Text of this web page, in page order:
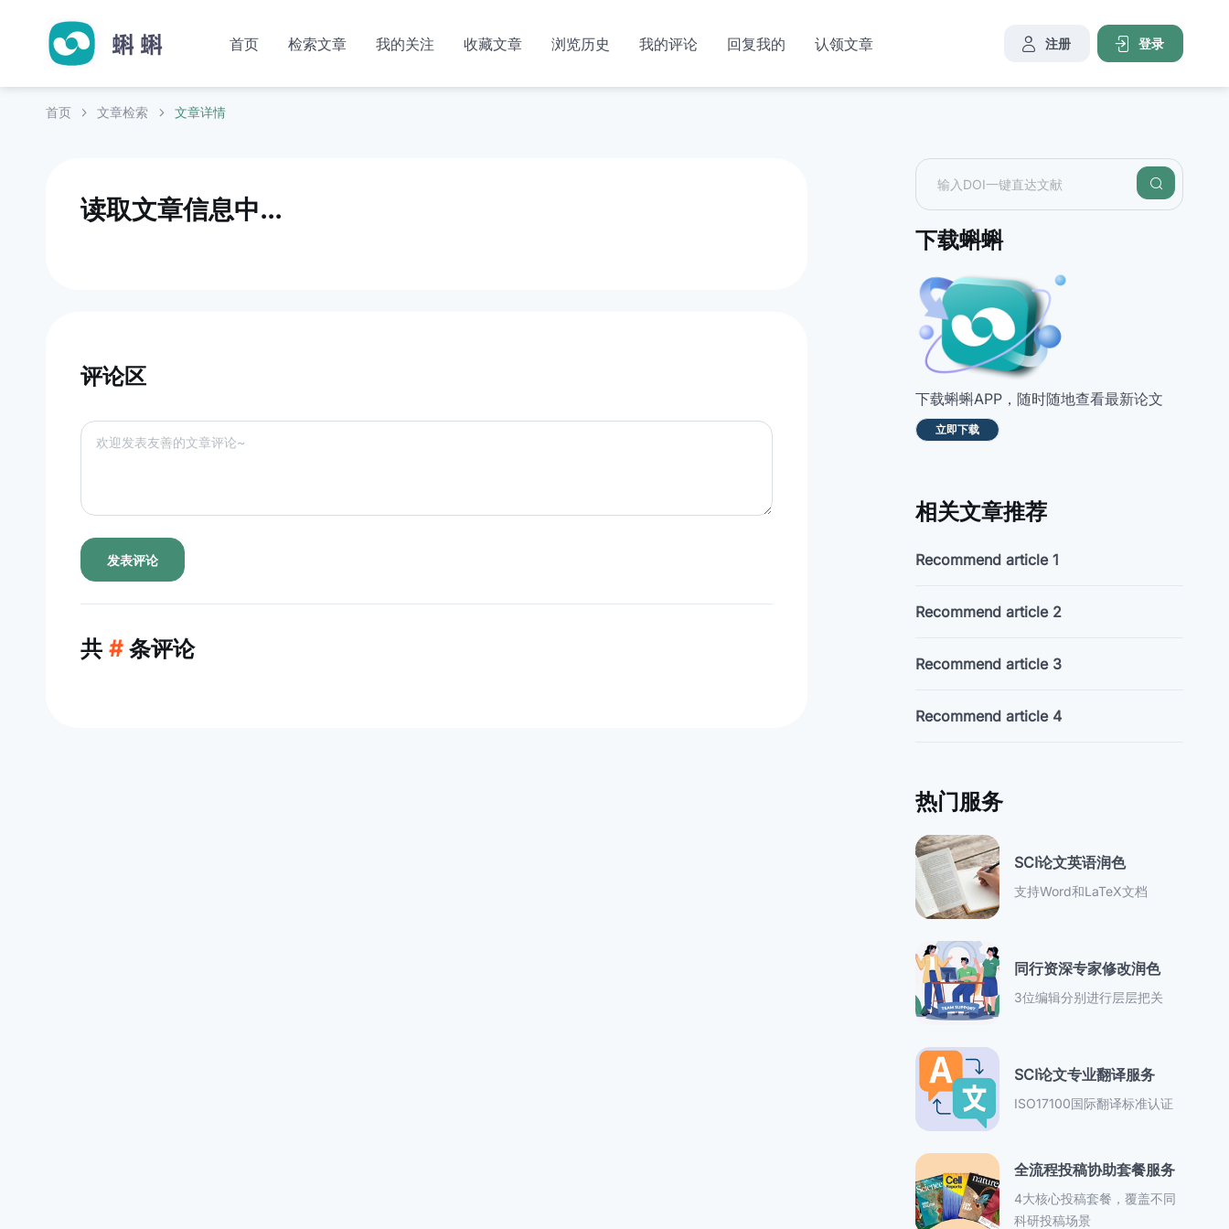
注册 登录
首页 检索文章 我的关注 收藏文章 浏览历史 我的评论 回复我的 认领文章
首页 文章检索 文章详情
读取文章信息中...
评论区
发表评论
共 #条评论
下载蝌蝌
下载蝌蝌APP，随时随地查看最新论文
立即下载
相关文章推荐
Recommend article 1
Recommend article 2
Recommend article 3
Recommend article 4
热门服务
SCI论文英语润色
支持Word和LaTeX文档
同行资深专家修改润色
3位编辑分别进行层层把关
SCI论文专业翻译服务
ISO17100国际翻译标准认证
全流程投稿协助套餐服务
4大核心投稿套餐，覆盖不同
科研投稿场景